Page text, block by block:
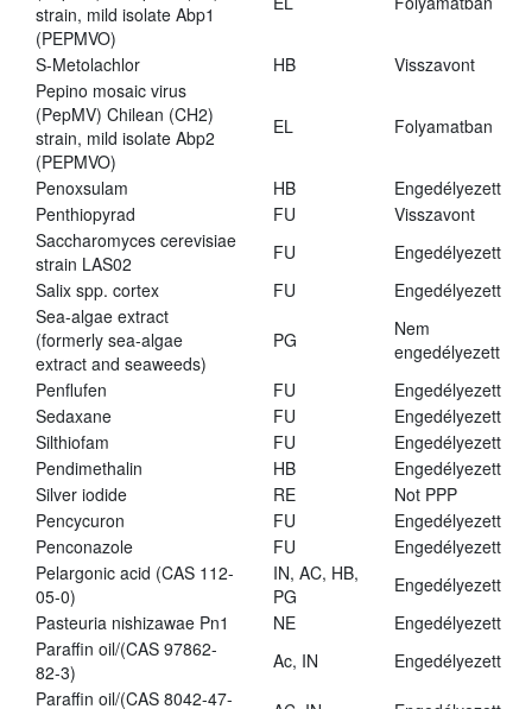
strain, mild isolate Abp1
(PEPMVO)
S-Metolachlor HB
Visszavont
Pepino mosaic virus
(PepMV) Chilean (CH2)
strain, mild isolate Abp2
(PEPMVO)
EL Folyamatban
Penoxsulam HB
Engedélyezett
Penthiopyrad
FU
Visszavont
Saccharomyces cerevisiae
strain LAS02
FU
Engedélyezett
Salix spp. cortex
FU
Engedélyezett
Sea-algae extract
(formerly sea-algae
extract and seaweeds)
PG
Nem
engedélyezett
Penflufen
FU
Engedélyezett
Sedaxane
FU
Engedélyezett
Silthiofam
FU
Engedélyezett
Pendimethalin
HB
Engedélyezett
Silver iodide
RE
Not PPP
Pencycuron
FU
Engedélyezett
Penconazole
FU
Engedélyezett
Pelargonic acid (CAS 112-
05-0)
IN, AC, HB,
PG
Engedélyezett
Pasteuria nishizawae Pn1
NE
Engedélyezett
Paraffin oil/(CAS 97862-
82-3)
Ac, IN
Engedélyezett
Paraffin oil/(CAS 8042-47-